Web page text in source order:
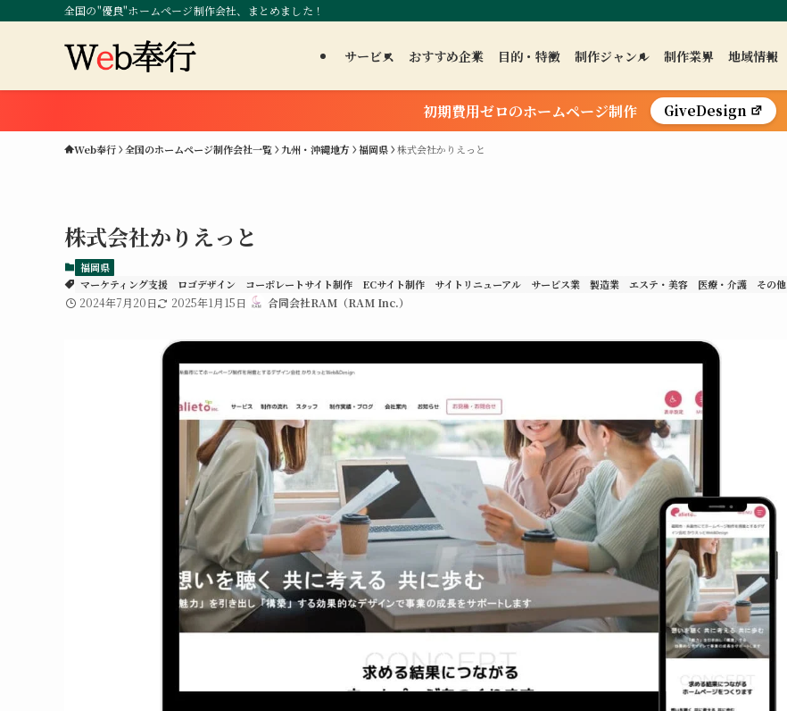
全国の"優良"ホームページ制作会社、まとめました！
サービス おすすめ企業 目的・特徴 制作ジャンル 制作業界 地域情報
初期費用ゼロのホームページ制作 GiveDesign
Web奉行 全国のホームページ制作会社一覧 九州・沖縄地方 福岡県 株式会社かりえっと
株式会社かりえっと
福岡県
マーケティング支援
ロゴデザイン コーポレートサイト制作 ECサイト制作 サイトリニューアル サービス業 製造業 エステ・美容 医療・介護 その他
2024年7月20日 2025年1月15日 合同会社RAM（RAM Inc.）